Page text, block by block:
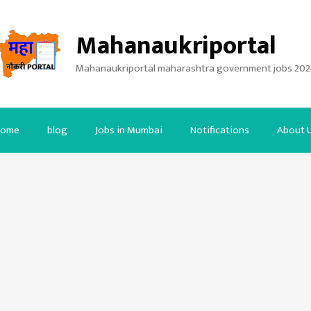
Mahanaukriportal
Mahanaukriportal maharashtra government jobs
blog Jobs in Mumbai Notifications About